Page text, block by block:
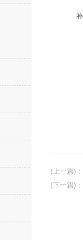
(上一篇) ：
(下一篇) ：